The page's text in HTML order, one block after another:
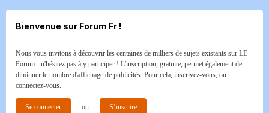
Bienvenue sur Forum Fr !
Nous vous invitons à découvrir les centaines de milliers de sujets existants sur LE
Forum - n'hésitez pas à y participer ! L'inscription, gratuite, permet également de
diminuer le nombre d'affichage de publicités. Pour cela, inscrivez-vous, ou
connectez-vous.
Se connecter ou S’inscrire